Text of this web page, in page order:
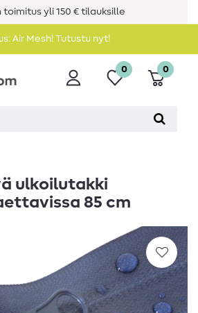
toimitus yli 150 € tilauksille
Air Mesh! Tutustu nyt!
0 0
ulkoilutakki
85 cm